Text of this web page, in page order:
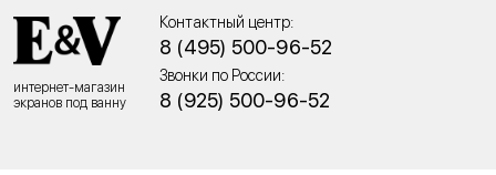
интернет-магазин
экранов под ванну
Контактный центр:
8 (495) 500-96-52
Звонки по России:
8 (925) 500-96-52